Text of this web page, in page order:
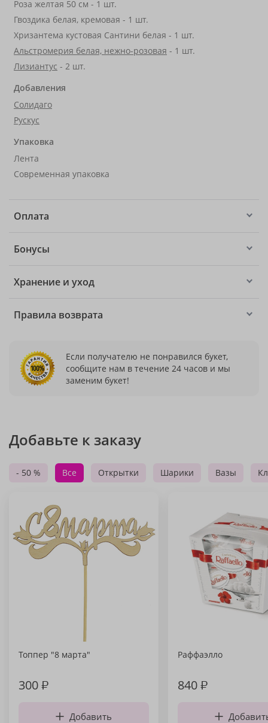
Роза желтая 50 см - 1 шт.
Гвоздика белая, кремовая - 1 шт.
Хризантема кустовая Сантини белая - 1 шт.
Альстромерия белая, нежно-розовая - 1 шт.
Лизиантус - 2 шт.
Добавления
Солидаго
Рускус
Упаковка
Лента
Современная упаковка
Оплата
Бонусы
Хранение и уход
Правила возврата
Если получателю не понравился букет,
сообщите нам в течение 24 часов и мы
заменим букет!
Добавьте к заказу
- 50 % Все Открытки Шарики Вазы
Топпер "8 марта"
300₽
Добавить
Раффаэлло
840₽